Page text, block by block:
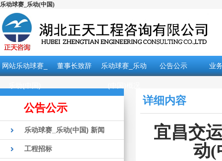
乐动球赛_乐动(中国)
网站乐动球赛_ 董事长致辞 乐动球赛_乐动 公告公示 业
公告公示
乐动球赛_乐动(中国) 新闻
工程招标
详细内容
宜昌交
动(